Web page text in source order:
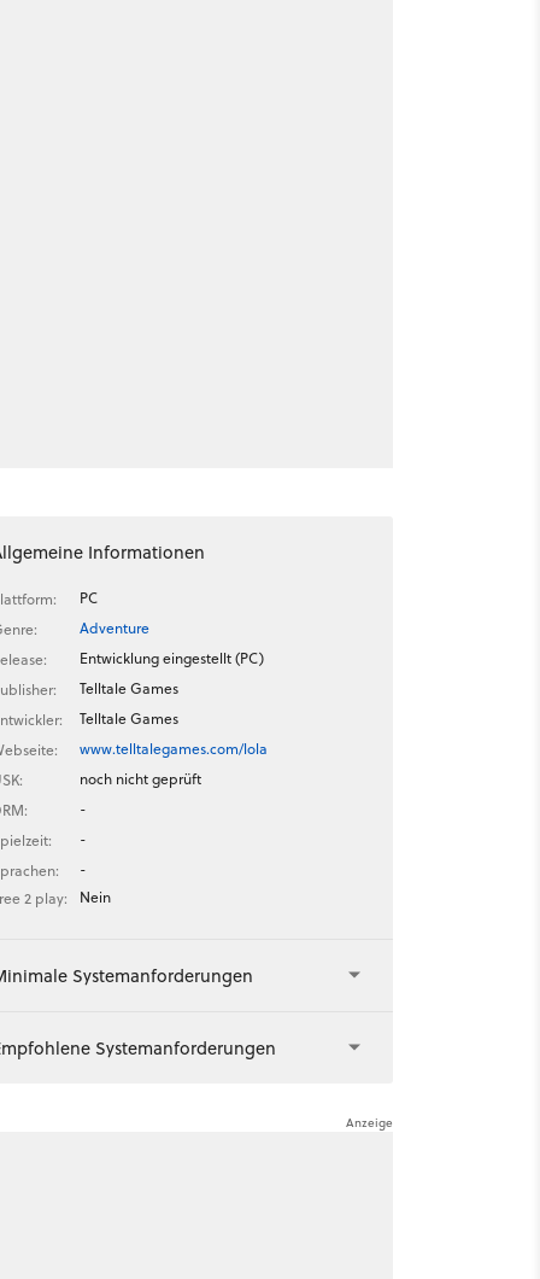
Informationen
PC
Adventure
Entwicklung eingestellt (PC)
Telltale Games
Telltale Games
www.telltalegames.com/lola
noch nicht geprüft
-
-
-
2 play:
Nein
Systemanforderungen
Systemanforderungen